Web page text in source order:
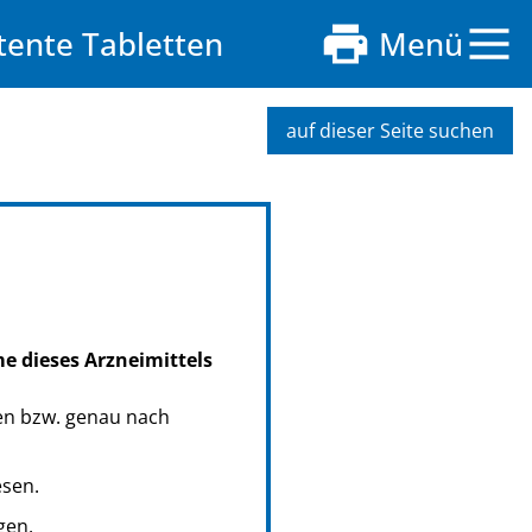
Tabletten Menü
auf dieser Seite suchen
dieses Arzneimittels
bzw. genau nach